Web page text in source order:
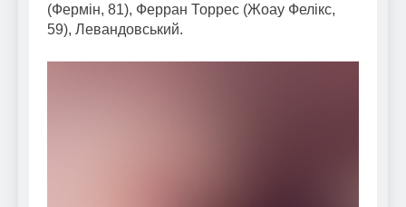
(Фермін, 81), Ферран Торрес (Жоау Фелікс,
59), Левандовський.